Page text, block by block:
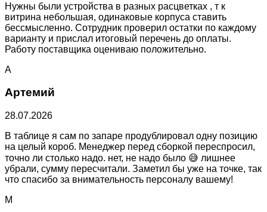
Нужны были устройства в разных расцветках , т к
витрина небольшая, одинаковые корпуса ставить
бессмысленно. Сотрудник проверил остатки по каждому
варианту и прислал итоговый перечень до оплаты.
Работу поставщика оцениваю положительно.
А
Артемий
28.07.2026
В таблице я сам по запаре продублировал одну позицию
на целый короб. Менеджер перед сборкой переспросил,
точно ли столько надо. нет, не надо было 😅 лишнее
убрали, сумму пересчитали. Заметил бы уже на точке, так
что спасибо за внимательность персоналу вашему!
M